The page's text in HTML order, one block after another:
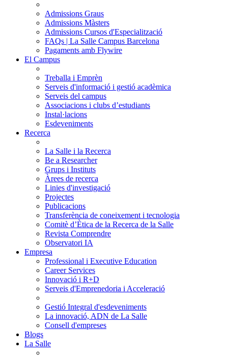
Admissions Graus
Admissions Màsters
Admissions Cursos d'Especialització
FAQs | La Salle Campus Barcelona
Pagaments amb Flywire
El Campus
Treballa i Emprèn
Serveis d'informació i gestió acadèmica
Serveis del campus
Associacions i clubs d’estudiants
Instal·lacions
Esdeveniments
Recerca
La Salle i la Recerca
Be a Researcher
Grups i Instituts
Àrees de recerca
Linies d'investigació
Projectes
Publicacions
Transferència de coneixement i tecnologia
Comitè d’Ètica de la Recerca de la Salle
Revista Comprendre
Observatori IA
Empresa
Professional i Executive Education
Career Services
Innovació i R+D
Serveis d'Emprenedoria i Acceleració
Gestió Integral d'esdeveniments
La innovació, ADN de La Salle
Consell d'empreses
Blogs
La Salle